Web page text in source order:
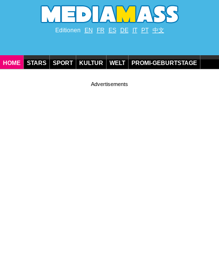
Editionen EN FR ES DE IT PT 中文
HOME STARS SPORT KULTUR WELT PROMI-GEBURTSTAGE